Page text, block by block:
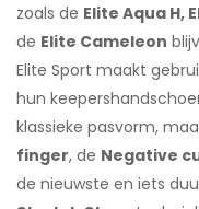
zoals de Elite Aqua H,
de Elite Cameleon
Elite Sport maakt
hun
klassieke pasvorm,
finger, de Negative
de nieuwste en iets